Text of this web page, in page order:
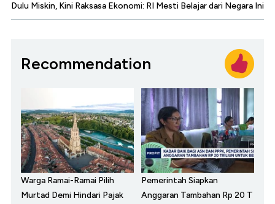
Dulu Miskin, Kini Raksasa Ekonomi: RI Mesti Belajar dari Negara Ini
Recommendation
Warga Ramai-Ramai Pilih
Murtad Demi Hindari Pajak
Pemerintah Siapkan
Anggaran Tambahan Rp 20 T